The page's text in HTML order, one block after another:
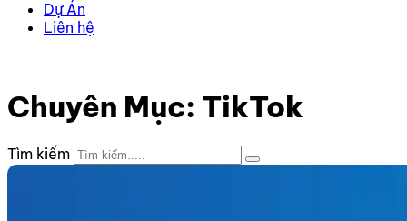
Dự Án
Liên hệ
Chuyên Mục: TikTok
Tìm kiếm